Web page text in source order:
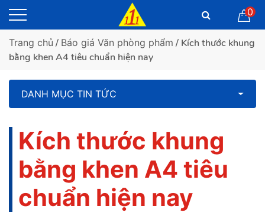
0
Trang chủ / Báo giá Văn phòng phẩm / Kích thước khung
bằng khen A4 tiêu chuẩn hiện nay
DANH MỤC TIN TỨC
Kích thước khung
bằng khen A4 tiêu
chuẩn hiện nay